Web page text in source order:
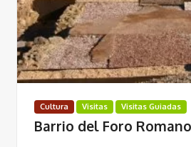
Cultura Visitas Visitas Guiadas
Barrio del Foro